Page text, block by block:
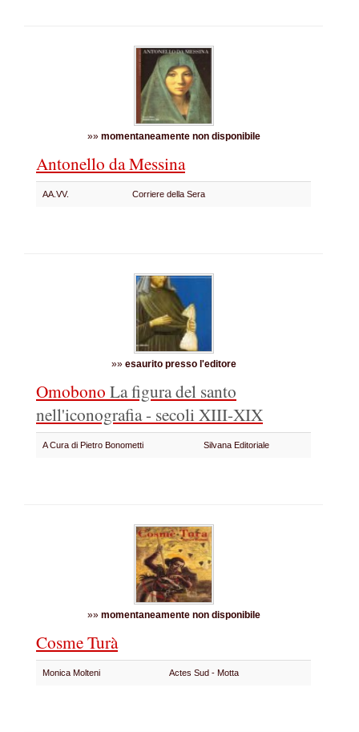
»» momentaneamente non disponibile
Antonello da Messina
AA.VV. Corriere della Sera
»» esaurito presso l'editore
Omobono La figura del santo
nell'iconografia - secoli XIII-XIX
A Cura di Pietro Bonometti Silvana Editoriale
»» momentaneamente non disponibile
Cosme Turà
Monica Molteni Actes Sud - Motta